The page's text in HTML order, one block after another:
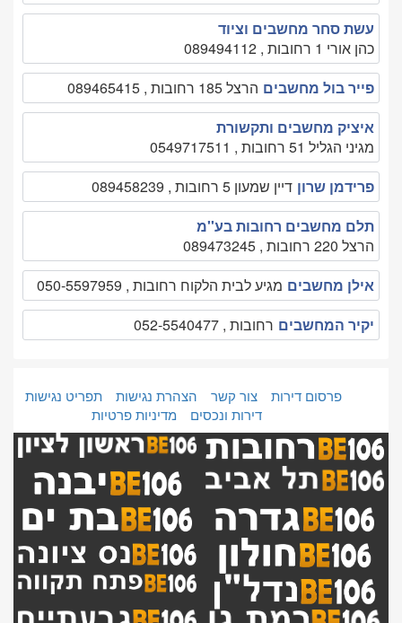
עשת סחר מחשבים וציוד
כהן אורי 1 רחובות , 089494112
פייר בול מחשבים הרצל 185 רחובות , 089465415
איציק מחשבים ותקשורת
מגיני הגליל 51 רחובות , 0549717511
פרידמן שרון דיין שמעון 5 רחובות , 089458239
תלם מחשבים רחובות בע''מ
הרצל 220 רחובות , 089473245
אילן מחשבים מגיע לבית הלקוח רחובות , 050-5597959
יקיר המחשבים רחובות , 052-5540477
פרסום דירות צור קשר הצהרת נגישות
תפריט נגישות
דירות ונכסים
מדיניות פרטיות